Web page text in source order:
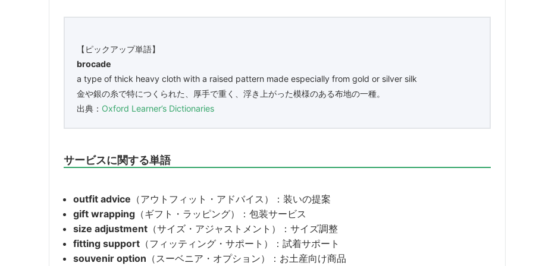
【ピックアップ単語】
brocade
a type of thick heavy cloth with a raised pattern made especially from gold or silver silk
金や銀の糸で特につくられた、厚手で重く、浮き上がった模様のある布地の一種。
出典： Oxford Learner’s Dictionaries
サービスに関する単語
outfit advice （アウトフィット・アドバイス）：装いの提案
gift wrapping （ギフト・ラッピング）：包装サービス
size adjustment （サイズ・アジャストメント）：サイズ調整
fitting support （フィッティング・サポート）：試着サポート
souvenir option （スーベニア・オプション）：お土産向け商品